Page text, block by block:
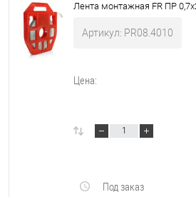
Лента монтажная FR ПР
Артикул: PR08.4010
Цена:
Под заказ